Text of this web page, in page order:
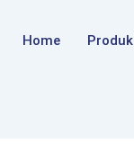
Home Produk